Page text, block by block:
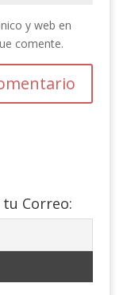
y web en
comente.
Correo: